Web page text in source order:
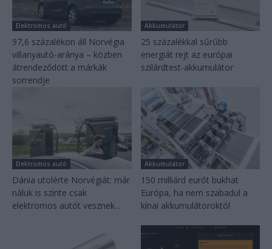
Elektromos autó
97,6 százalékon áll Norvégia
villanyautó-aránya – közben
átrendeződött a márkák
sorrendje
Akkumulátor
25 százalékkal sűrűbb
energiát rejt az európai
szilárdtest-akkumulátor
Elektromos autó
Dánia utolérte Norvégiát: már
náluk is szinte csak
elektromos autót vesznek...
Akkumulátor
150 milliárd eurót bukhat
Európa, ha nem szabadul a
kínai akkumulátoroktól